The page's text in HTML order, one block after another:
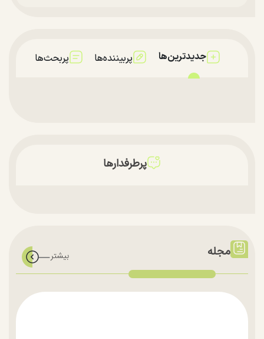
جدیدترین‌ها پربیننده‌ها پربحث‌ها
پرطرفدارها
مجله